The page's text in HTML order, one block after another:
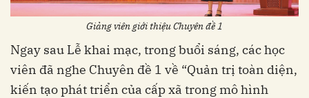
Giảng viên giới thiệu Chuyên đề 1
Ngay sau Lễ khai mạc, trong buổi sáng, các học
viên đã nghe Chuyên đề 1 về “Quản trị toàn diện,
kiến tạo phát triển của cấp xã trong mô hình